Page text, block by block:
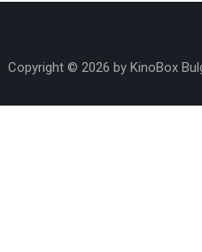
Copyright © 2026 by KinoBox